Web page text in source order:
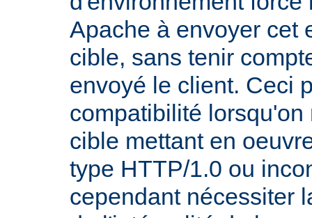
Apache à envoyer cet
cible, sans tenir
envoyé le client. Ceci
compatibilité
cible mettant en
type HTTP/1.0 ou
cependant nécessiter